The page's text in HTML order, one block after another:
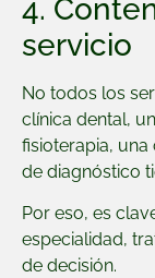
4.
servicio
No todos los
clínica dental,
fisioterapia,
de diagnóstico
Por eso, es
especialidad,
de decisión.